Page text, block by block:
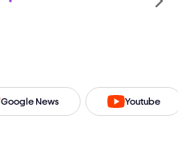
Google News Youtube